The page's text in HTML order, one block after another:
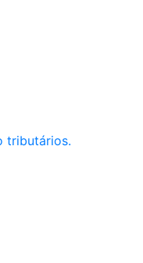
tributários.